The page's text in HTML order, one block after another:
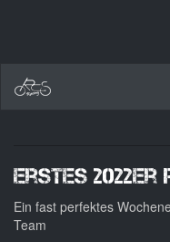
Erstes 2022er
Ein fast perfektes
Team